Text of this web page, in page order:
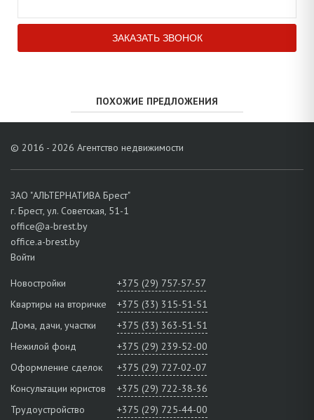
ПОХОЖИЕ ПРЕДЛОЖЕНИЯ
© 2016 - 2026 Агентство недвижимости
ЗАО "АЛЬТЕРНАТИВА Брест"
г. Брест, ул. Советская, 51-1
office@a-brest.by
office.a-brest.by
Войти
Новостройки
+375 (29) 757-57-57
Квартиры на вторичке
+375 (33) 315-51-51
Дома, дачи, участки
+375 (33) 363-51-51
Нежилой фонд
+375 (29) 239-52-00
Оформление сделок
+375 (29) 727-02-07
Консультации юристов
+375 (29) 722-38-36
Трудоустройство
+375 (29) 725-44-00